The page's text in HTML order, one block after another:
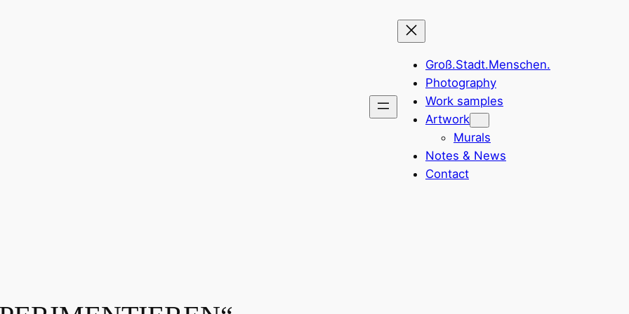
Groß.Stadt.Menschen.
Photography
Work samples
Artwork
Murals
Notes & News
Contact